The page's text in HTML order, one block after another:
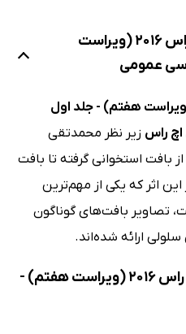
معرفی کتاب بافت شناسی راس 2016 (ویراست
عمومی
اچ راس زیر نظر محمدتقی
بافت استخوانی گرفته تا بافت
اثر که یکی از مهم‌ترین
تصاویر بافت‌های گوناگون
ارائه شده‌اند.
درباره‌ی کتاب بافت شناسی راس 2016 (ویراست هفتم) -